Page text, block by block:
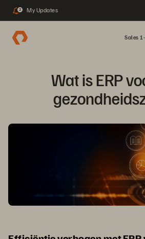
2 My Updates
Sales
Wat is ERP